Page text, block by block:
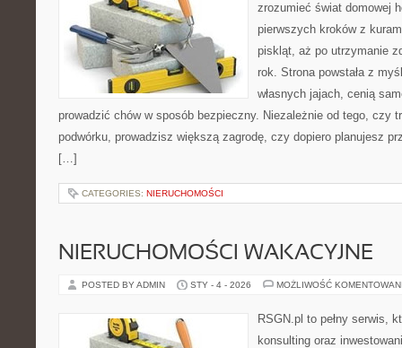
zrozumieć świat domowej
pierwszych kroków z
piskląt, aż po utrzymanie
rok. Strona powstała z
własnych jajach, cenią
prowadzić chów w sposób bezpieczny. Niezależnie od tego, czy
podwórku, prowadzisz większą zagrodę, czy dopiero planujesz
[…]
CATEGORIES: NIERUCHOMOŚCI
NIERUCHOMOŚCI WAKACYJNE
POSTED BY ADMIN STY - 4 - 2026 MOŻLIWOŚĆ
RSGN.pl to pełny serwis,
konsulting oraz